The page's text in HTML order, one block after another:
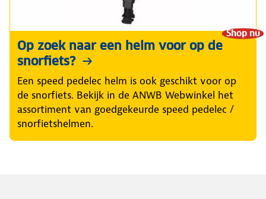
Shop nu
Op zoek naar een helm voor op de
snorfiets?
Een speed pedelec helm is ook geschikt voor op
de snorfiets. Bekijk in de ANWB Webwinkel het
assortiment van goedgekeurde speed pedelec /
snorfietshelmen.